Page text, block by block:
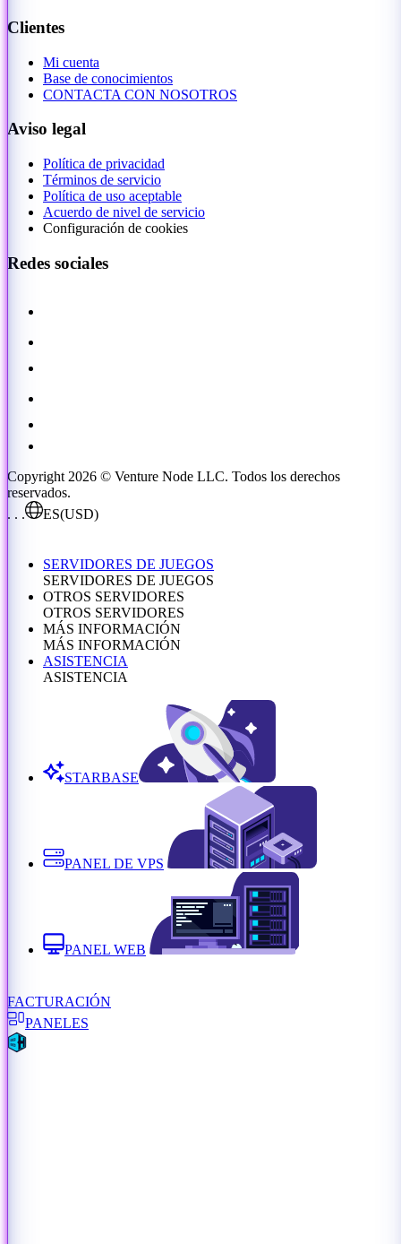
Clientes
Mi cuenta
Base de conocimientos
CONTACTA CON NOSOTROS
Aviso legal
Política de privacidad
Términos de servicio
Política de uso aceptable
Acuerdo de nivel de servicio
Configuración de cookies
Redes sociales
Copyright 2026 © Venture Node LLC. Todos los derechos
reservados.
. . .
ES(USD)
SERVIDORES DE JUEGOS
SERVIDORES DE JUEGOS
OTROS SERVIDORES
OTROS SERVIDORES
MÁS INFORMACIÓN
MÁS INFORMACIÓN
ASISTENCIA
ASISTENCIA
STARBASE
PANEL DE VPS
PANEL WEB
FACTURACIÓN
PANELES